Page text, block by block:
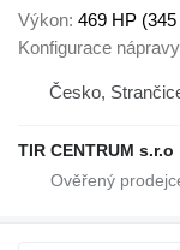
Výkon 469 HP
Konfigurace nápravy
Česko,
TIR CENTRUM s.r.o